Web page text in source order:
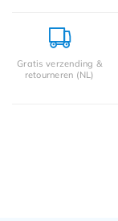
Gratis verzending &
retourneren (NL)